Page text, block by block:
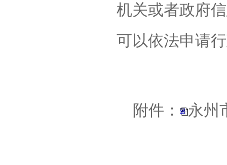
机关或者政府
可以依法申请
附件： 永州